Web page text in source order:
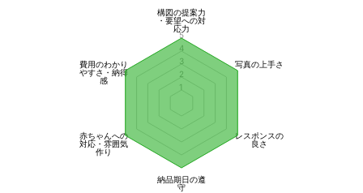
日常保育、遠足、野外活動、運動会、発表会、卒業（園）式、入
学（園）式、各種行事、高校野球、オープンキャンパス
●企業向け撮影（オフィス、医院、店舗、工場、各種団体）
・採用、宣伝／広告、インタビュー、取材など
●カップルフォト
・前撮り、エンゲージメントフォト、結婚パーティなど
・表彰式、コンサート、演奏会、ダンス発表会、懇親会、同窓会
構図の提案力
・要望への対
応力
写真の上手さ
レスポンスの
良さ
納品期日の遵
守
赤ちゃんへの
対応・雰囲気
作り
費用のわかり
やすさ・納得
感
1
2
3
4
5